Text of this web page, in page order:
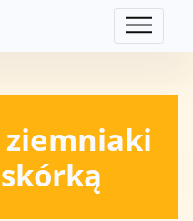
ziemniaki